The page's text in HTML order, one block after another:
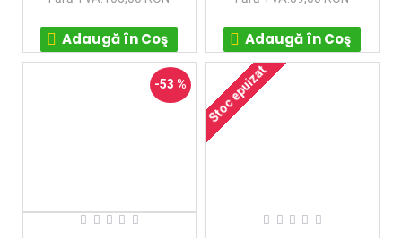
Adaugă în Coş Adaugă în Coş
-53 % Stoc epuizat